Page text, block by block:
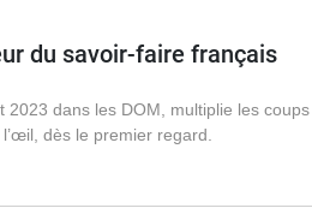
du savoir-faire français
2023 dans les DOM, multiplie les
dès le premier regard.